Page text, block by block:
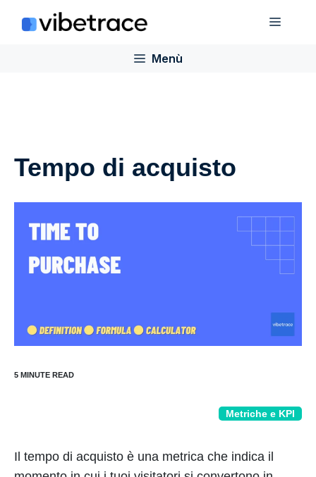
Menù
Menù
Tempo di acquisto
Metriche e KPI
Il tempo di acquisto è una metrica che indica il